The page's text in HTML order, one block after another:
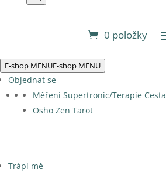
0 položky
E-shop MENUE-shop MENU
Objednat se
Měření Supertronic/Terapie Cesta
Osho Zen Tarot
Trápí mě